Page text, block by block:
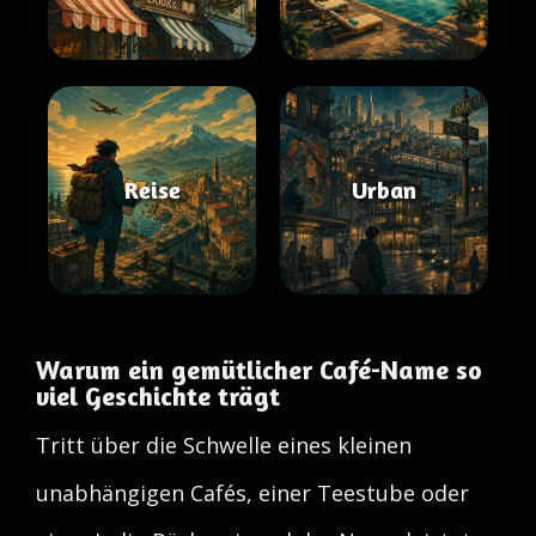
Reise Urban
Warum ein gemütlicher Café-Name so
viel Geschichte trägt
Tritt über die Schwelle eines kleinen
unabhängigen Cafés, einer Teestube oder